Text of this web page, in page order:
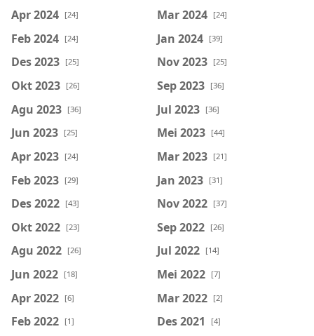
Apr 2024 [24] Mar 2024 [24]
Feb 2024 [24] Jan 2024 [39]
Des 2023 [25] Nov 2023 [25]
Okt 2023 [26] Sep 2023 [36]
Agu 2023 [36] Jul 2023 [36]
Jun 2023 [25] Mei 2023 [44]
Apr 2023 [24] Mar 2023 [21]
Feb 2023 [29] Jan 2023 [31]
Des 2022 [43] Nov 2022 [37]
Okt 2022 [23] Sep 2022 [26]
Agu 2022 [26] Jul 2022 [14]
Jun 2022 [18] Mei 2022 [7]
Apr 2022 [6] Mar 2022 [2]
Feb 2022 [1] Des 2021 [4]